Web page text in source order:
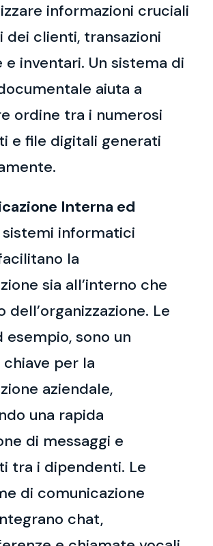
informazioni cruciali
dei clienti, transazioni
e inventari. Un sistema di
aiuta a
ordine tra i numerosi
e file digitali generati
Interna ed
sistemi informatici
la
sia all’interno che
dell’organizzazione. Le
esempio, sono un
per la
aziendale,
una rapida
di messaggi e
tra i dipendenti. Le
di comunicazione
chat,